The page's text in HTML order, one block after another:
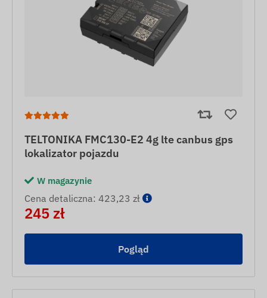
TELTONIKA FMC130-E2 4g lte canbus gps
lokalizator pojazdu
W magazynie
Cena detaliczna: 423,23 zł
245 zł
Pogląd